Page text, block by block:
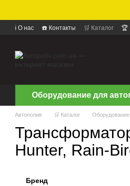
ℹ️ О нас ☎️ Контакты 🛒 Каталог 🏆
Оборудование для
Автополив 🛒 Каталог
Hunter, Rain-
Бренд